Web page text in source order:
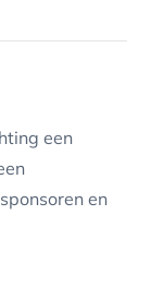
een
en